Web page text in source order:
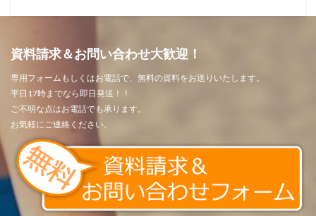
資料請求＆お問い合わせ大歓迎！
専用フォームもしくはお電話で、無料の資料をお送りいたします。
平日17時までなら即日発送！！
ご不明な点はお電話でも承ります。
お気軽にご連絡ください。